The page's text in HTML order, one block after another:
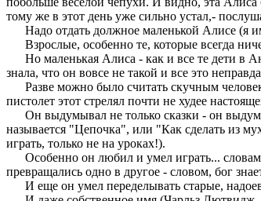
тому же в этот день уже сильно устал,-
Надо отдать должное маленькой Алисе (я
Взрослые, особенно те, которые всегда
Но маленькая Алиса - как и все те дети в
знала, что он вовсе не такой и все это
Разве можно было считать скучным
пистолет этот стрелял почти не худее
Он выдумывал не только сказки - он
называется "Цепочка", или "Как сделать из
играть, только не на уроках!).
Особенно он любил и умел играть...
превращались одно в другое - словом, бог
И еще он умел переделывать старые,